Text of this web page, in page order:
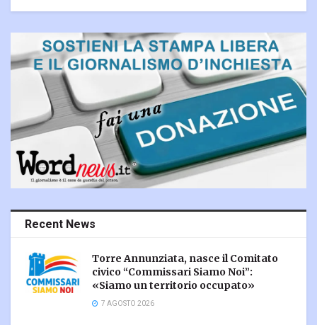
Recent News
Torre Annunziata, nasce il Comitato
civico “Commissari Siamo Noi”:
«Siamo un territorio occupato»
7 AGOSTO 2026